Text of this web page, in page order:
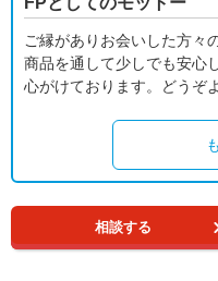
ご縁がありお会いした方々
商品を通して少しでも安心
心がけております。どうぞ
相談する